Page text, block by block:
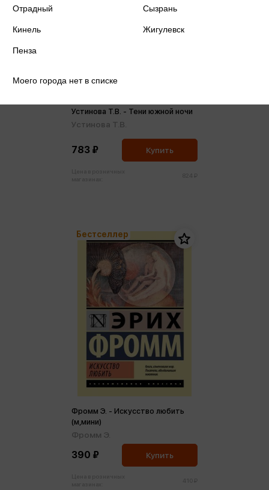
Устинова Т.В. - Тени южной ночи
Устинова Т.В.
783 ₽ Купить
Бестселлер
Фромм Э. - Искусство любить
(м,мини)
Фромм Э.
390 ₽ Купить
Отрадный Сызрань
Кинель Жигулевск
Пенза
Моего города нет в списке